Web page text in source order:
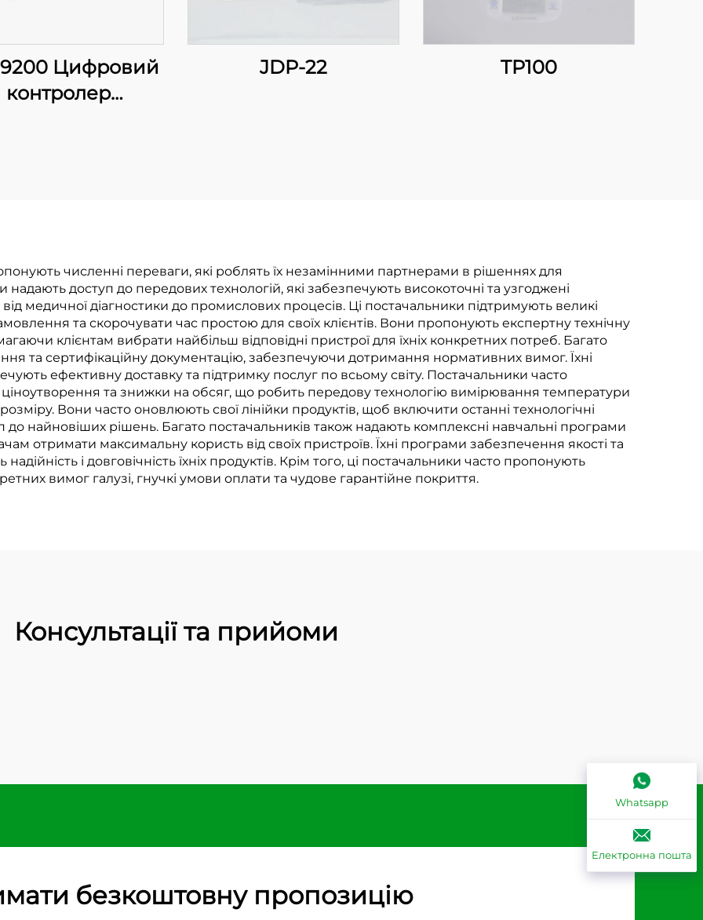
9200 Цифровий
контролер
застосунків
JDP-22 TP100
численні переваги, які роблять їх незамінними партнерами в рішеннях для
доступ до передових технологій, які забезпечують високоточні та узгоджені
медичної діагностики до промислових процесів. Ці постачальники підтримують великі
та скорочувати час простою для своїх клієнтів. Вони пропонують експертну технічну
клієнтам вибрати найбільш відповідні пристрої для їхніх конкретних потреб. Багато
та сертифікаційну документацію, забезпечуючи дотримання нормативних вимог. Їхні
ефективну доставку та підтримку послуг по всьому світу. Постачальники часто
та знижки на обсяг, що робить передову технологію вимірювання температури
Вони часто оновлюють свої лінійки продуктів, щоб включити останні технологічні
найновіших рішень. Багато постачальників також надають комплексні навчальні програми
отримати максимальну користь від своїх пристроїв. Їхні програми забезпечення якості та
і довговічність їхніх продуктів. Крім того, ці постачальники часто пропонують
вимог галузі, гнучкі умови оплати та чудове гарантійне покриття.
Консультації та прийоми
безкоштовну пропозицію
Whatsapp
Електронна пошта